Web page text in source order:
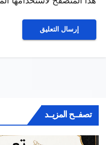
تصفــح المزيــد